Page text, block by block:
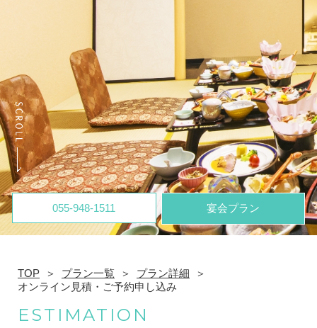
055-948-1511 宴会プラン
TOP プラン一覧
プラン詳細
オンライン見積・ご予約申し込み
ESTIMATION